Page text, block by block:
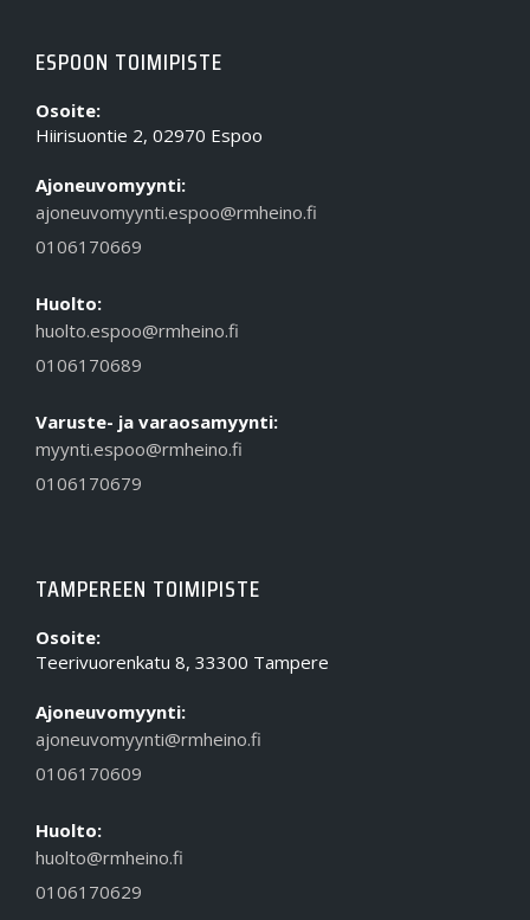
ESPOON TOIMIPISTE
Osoite:
Hiirisuontie 2, 02970 Espoo
Ajoneuvomyynti:
ajoneuvomyynti.espoo@rmheino.fi
0106170669
Huolto:
huolto.espoo@rmheino.fi
0106170689
Varuste- ja varaosamyynti:
myynti.espoo@rmheino.fi
0106170679
TAMPEREEN TOIMIPISTE
Osoite:
Teerivuorenkatu 8, 33300 Tampere
Ajoneuvomyynti:
ajoneuvomyynti@rmheino.fi
0106170609
Huolto:
huolto@rmheino.fi
0106170629